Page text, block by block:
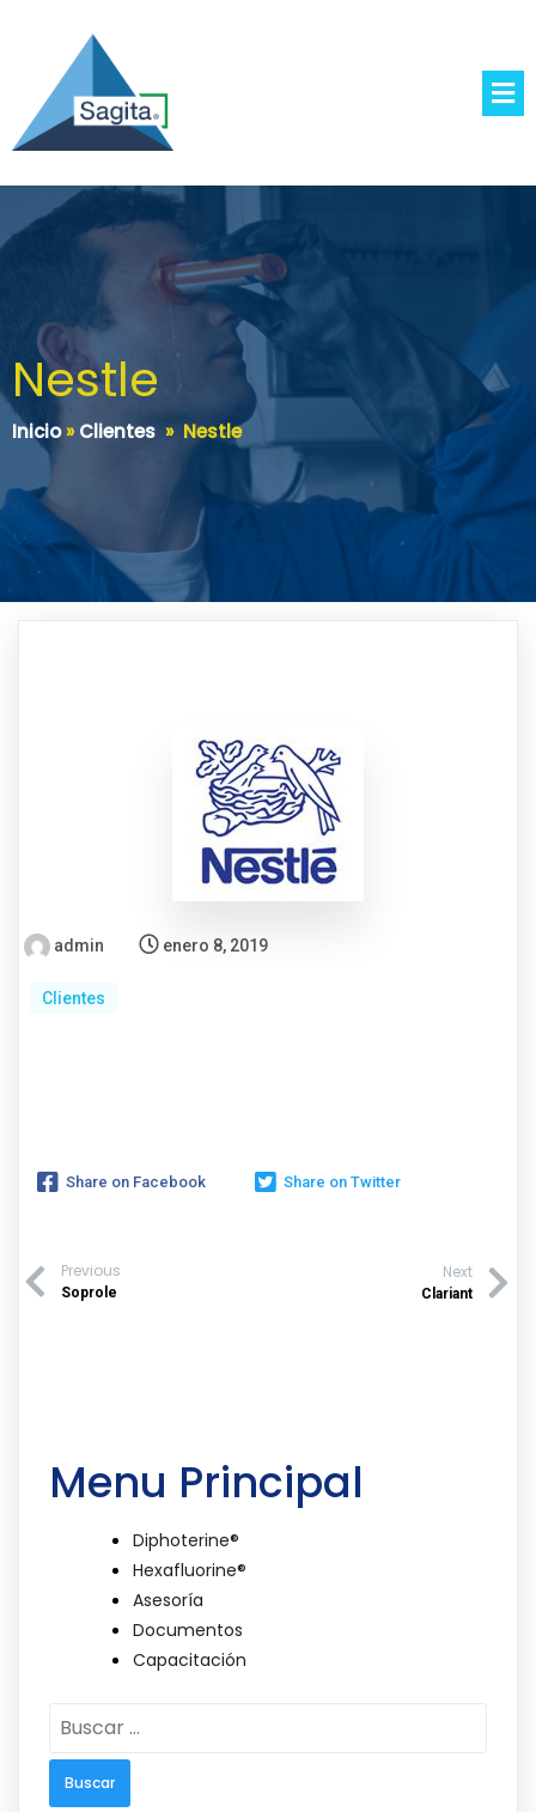
Nestle
Inicio»Clientes » Nestle
admin enero 8, 2019
Clientes
Share on Facebook Share on Twitter
Previous
Soprole
Next
Clariant
Menu Principal
Diphoterine®
Hexafluorine®
Asesoría
Documentos
Capacitación
Buscar: